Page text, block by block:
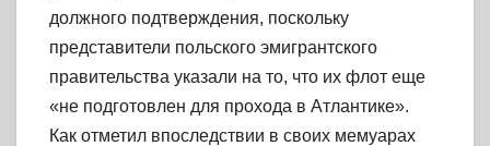
должного подтверждения, поскольку
представители польского эмигрантского
правительства указали на то, что их флот еще
«не подготовлен для прохода в Атлантике».
Как отметил впоследствии в своих мемуарах